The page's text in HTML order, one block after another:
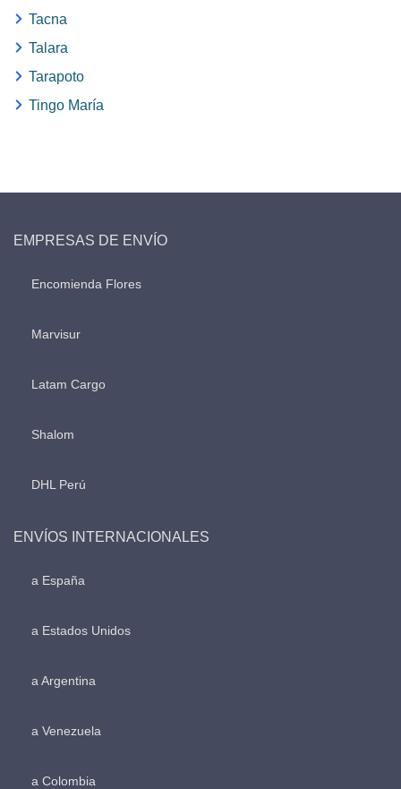
Tacna
Talara
Tarapoto
Tingo María
EMPRESAS DE ENVÍO
Encomienda Flores
Marvisur
Latam Cargo
Shalom
DHL Perú
ENVÍOS INTERNACIONALES
a España
a Estados Unidos
a Argentina
a Venezuela
a Colombia